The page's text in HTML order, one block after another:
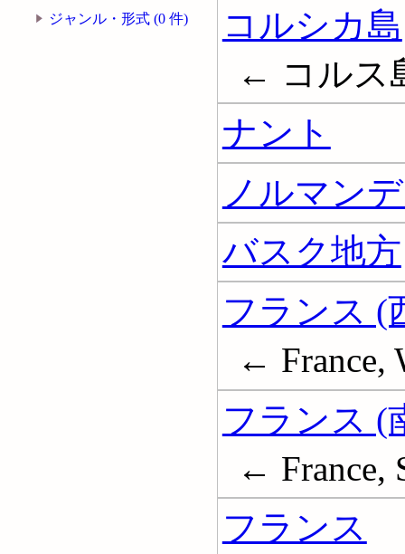
ジャンル・形式 (0 件)
コルシカ島
← コルス
ナント
ノルマン
バスク地方
フランス (
← France,
フランス (
← France,
フランス